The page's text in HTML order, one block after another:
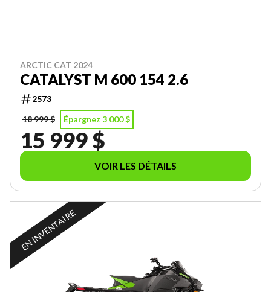
ARCTIC CAT 2024
CATALYST M 600 154 2.6
2573
18 999 $
Épargnez 3 000 $
15 999 $
VOIR LES DÉTAILS
EN INVENTAIRE